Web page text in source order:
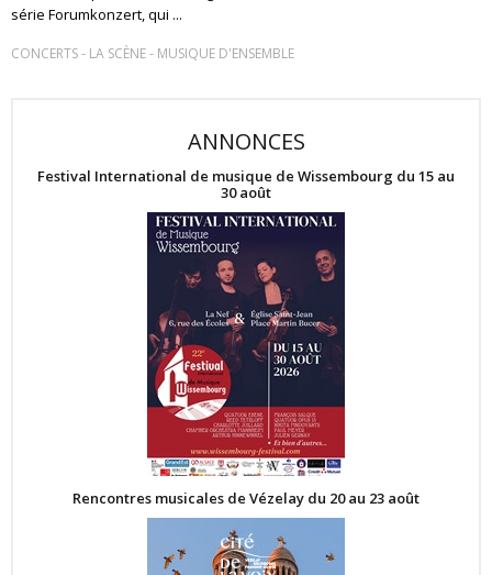
série Forumkonzert, qui ...
CONCERTS- LA SCÈNE- MUSIQUE D'ENSEMBLE
ANNONCES
Festival International de musique de Wissembourg du 15 au
30 août
Rencontres musicales de Vézelay du 20 au 23 août